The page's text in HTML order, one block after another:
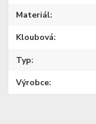
Materiál
Kloubová
Typ
Výrobce